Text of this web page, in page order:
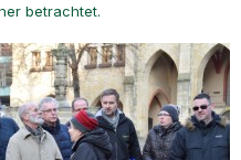
betrachtet.